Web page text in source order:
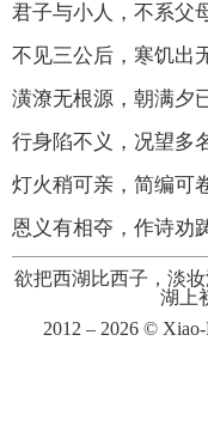
君子与小人，不系父
不见三公后，寒饥出
潢潦无根源，朝满夕
行身陷不义，况望多
灯火稍可亲，简编可
恩义有相夺，作诗劝
欲把西湖比西子，淡妆
湖上
2012 – 2026 ©